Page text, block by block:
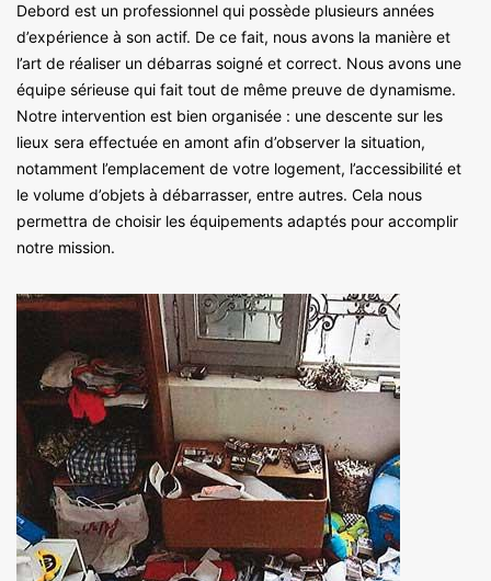
Debord est un professionnel qui possède plusieurs années
d’expérience à son actif. De ce fait, nous avons la manière et
l’art de réaliser un débarras soigné et correct. Nous avons une
équipe sérieuse qui fait tout de même preuve de dynamisme.
Notre intervention est bien organisée : une descente sur les
lieux sera effectuée en amont afin d’observer la situation,
notamment l’emplacement de votre logement, l’accessibilité et
le volume d’objets à débarrasser, entre autres. Cela nous
permettra de choisir les équipements adaptés pour accomplir
notre mission.